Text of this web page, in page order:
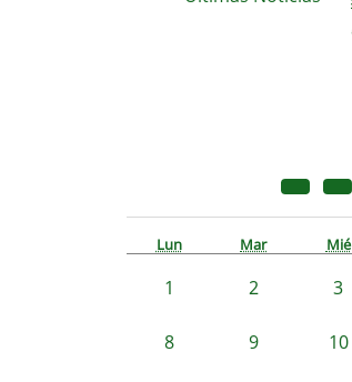
Lun Mar Mié
1 2 3
8 9 10